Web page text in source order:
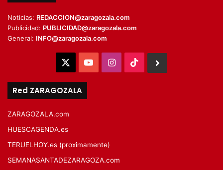
Noticias: REDACCION@zaragozala.com
Publicidad: PUBLICIDAD@zaragozala.com
General: INFO@zaragozala.com
YouTubeInstagram
TikTok
Red ZARAGOZALA
ZARAGOZALA.com
HUESCAGENDA.es
TERUELHOY.es (proximamente)
SEMANASANTADEZARAGOZA.com